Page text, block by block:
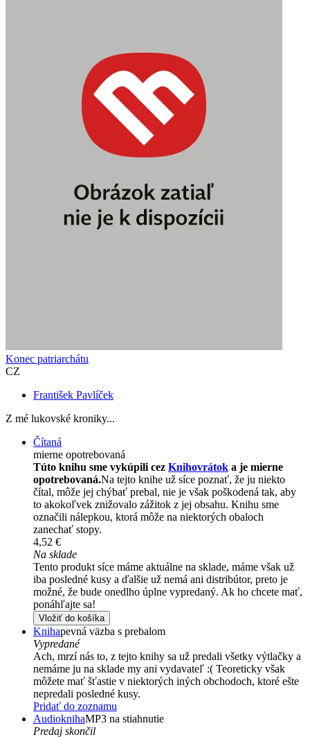
Konec patriarchátu
CZ
František Pavlíček
Z mé lukovské kroniky...
Čítaná
mierne opotrebovaná
Túto knihu sme vykúpili cez Knihovrátok a je mierne
opotrebovaná.Na tejto knihe už síce poznať, že ju niekto
čítal, môže jej chýbať prebal, nie je však poškodená tak, aby
to akokoľvek znižovalo zážitok z jej obsahu. Knihu sme
označili nálepkou, ktorá môže na niektorých obaloch
zanechať stopy.
4,52 €
Na sklade
Tento produkt síce máme aktuálne na sklade, máme však už
iba posledné kusy a ďalšie už nemá ani distribútor, preto je
možné, že bude onedlho úplne vypredaný. Ak ho chcete mať,
ponáhľajte sa!
Vložiť do košíka
Knihapevná väzba s prebalom
Vypredané
Ach, mrzí nás to, z tejto knihy sa už predali všetky výtlačky a
nemáme ju na sklade my ani vydavateľ :( Teoreticky však
môžete mať šťastie v niektorých iných obchodoch, ktoré ešte
nepredali posledné kusy.
Pridať do zoznamu
AudioknihaMP3 na stiahnutie
Predaj skončil